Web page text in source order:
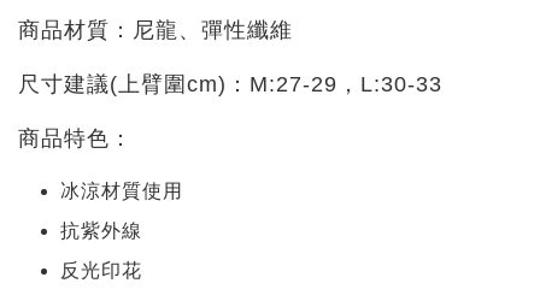
商品材質：尼龍、彈性纖維
尺寸建議(上臂圍cm)：M:27-29，L:30-33
商品特色：
冰涼材質使用
抗紫外線
反光印花